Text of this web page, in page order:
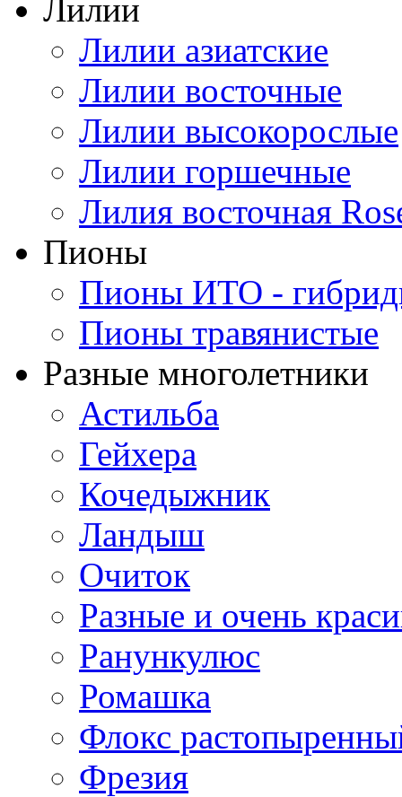
Лилии
Лилии азиатские
Лилии восточные
Лилии высокорослые
Лилии горшечные
Лилия восточная
Пионы
Пионы ИТО -
Пионы травянистые
Разные многолетники
Астильба
Гейхера
Кочедыжник
Ландыш
Очиток
Разные и очень
Ранункулюс
Ромашка
Флокс
Фрезия